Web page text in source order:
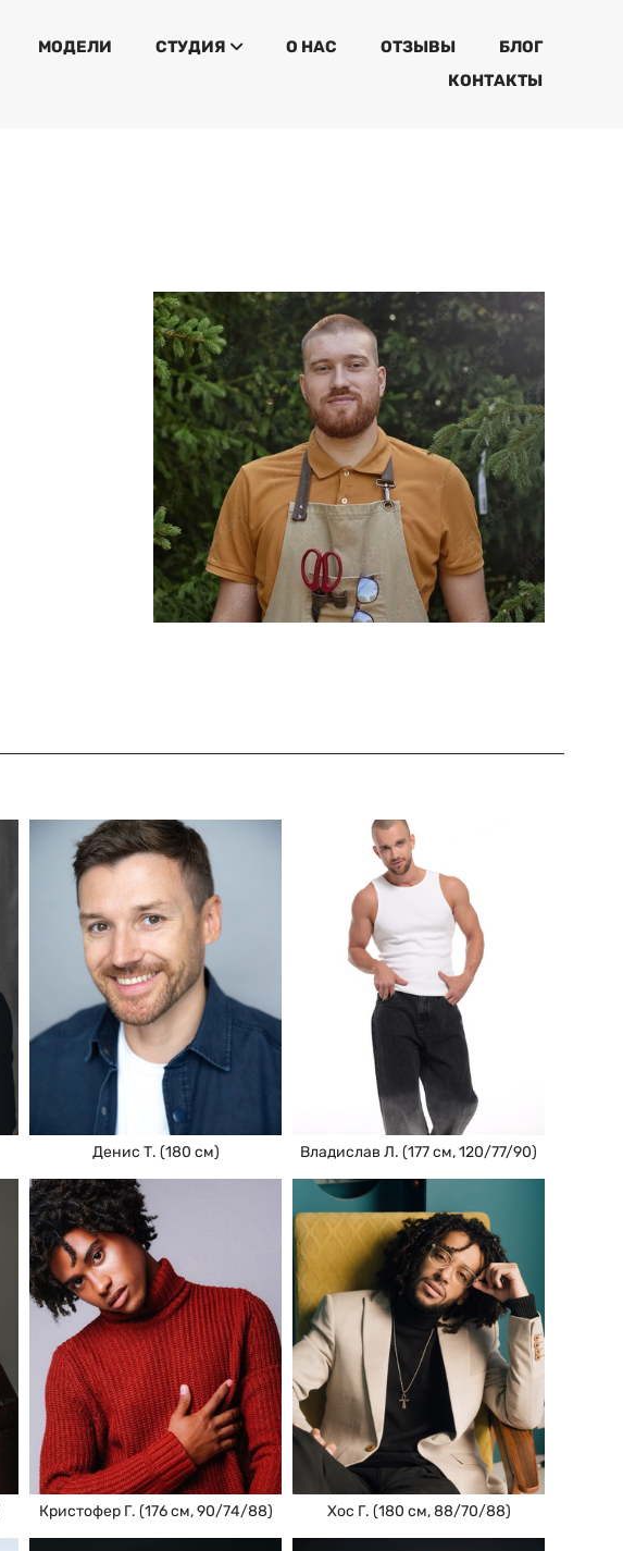
МОДЕЛИ СТУДИЯ О НАС ОТЗЫВЫ
БЛОГ
КОНТАКТЫ
Денис Т. (180 см) Владислав Л. (177 см, 120/77/90)
Кристофер Г. (176 см, 90/74/88) Хос Г. (180 см, 88/70/88)